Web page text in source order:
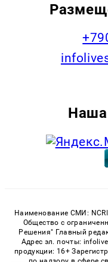
Наша
Наименование СМИ:
Общество с
Решения" Главный
Адрес эл. почты:
продукции: 16+